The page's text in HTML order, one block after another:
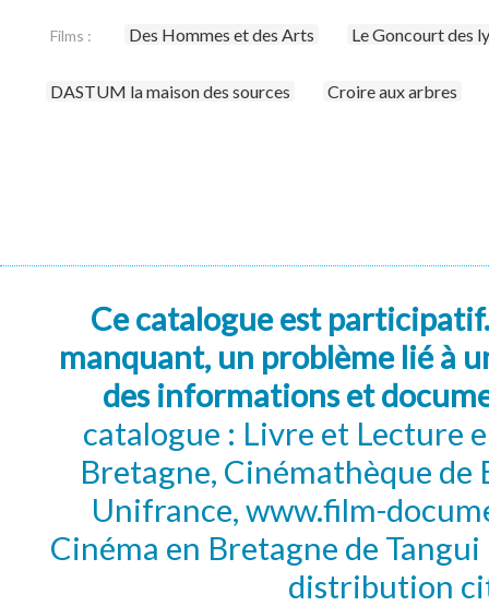
Films : Des Hommes et des Arts Le Goncourt des
DASTUM la maison des sources Croire aux arbres
Ce catalogue est
manquant, un problème lié à
des informations et
catalogue : Livre et Lecture
Bretagne, Cinémathèque de
Unifrance, www.film-
Cinéma en Bretagne de
distribution